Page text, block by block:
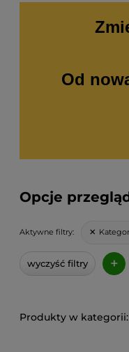
Od
Opcje
Aktywne filtry:
wyczyść filtry +